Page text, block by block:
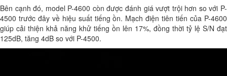
Bên cạnh đó, model P-4600 còn được đánh giá vượt trội hơn so với P-
4500 trước đây về hiệu suất tiếng ồn. Mạch điện tiên tiến của P-4600
giúp cải thiện khả năng khử tiếng ồn lên 17%, đồng thời tỷ lệ S/N đạt
125dB, tăng 4dB so với P-4500.